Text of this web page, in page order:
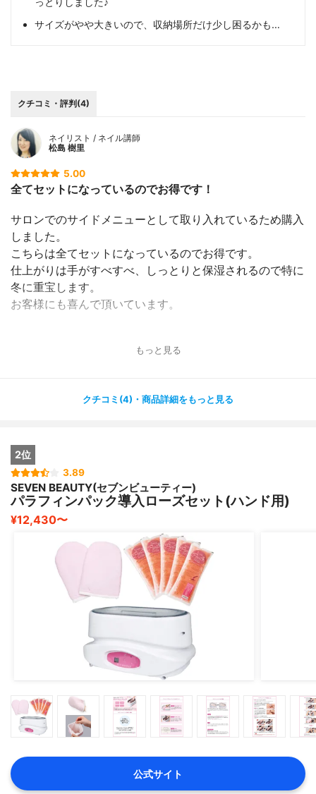
サイズがやや大きいので、収納場所だけ少し困るかも…
クチコミ・評判(4)
ネイリスト / ネイル講師
松島 樹里
5.00
全てセットになっているのでお得です！
サロンでのサイドメニューとして取り入れているため購入
しました。
こちらは全てセットになっているのでお得です。
仕上がりは手がすべすべ、しっとりと保湿されるので特に
冬に重宝します。
お客様にも喜んで頂いています。
もっと見る
クチコミ(4)・商品詳細をもっと見る
2位
3.89
SEVEN BEAUTY(セブンビューティー)
パラフィンパック導入ローズセット(ハンド用)
¥12,430〜
公式サイト